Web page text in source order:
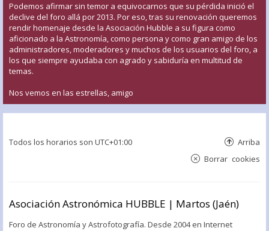
Podemos afirmar sin temor a equivocarnos que su pérdida inició el
declive del foro allá por 2013. Por eso, tras su renovación queremos
rendir homenaje desde la Asociación Hubble a su figura como
aficionado a la Astronomía, como persona y como gran amigo de los
administradores, moderadores y muchos de los usuarios del foro, a
los que siempre ayudaba con agrado y sabiduría en multitud de
temas.
Nos vemos en las estrellas, amigo
Todos los horarios son UTC+01:00 Arriba
Borrar cookies
Asociación Astronómica HUBBLE | Martos (Jaén)
Foro de Astronomía y Astrofotografía. Desde 2004 en Internet